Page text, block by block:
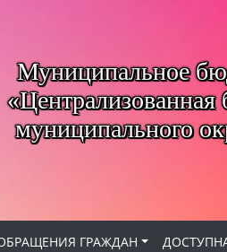
Муниципальное
«Централизованная
муниципального
ГРАЖДАН